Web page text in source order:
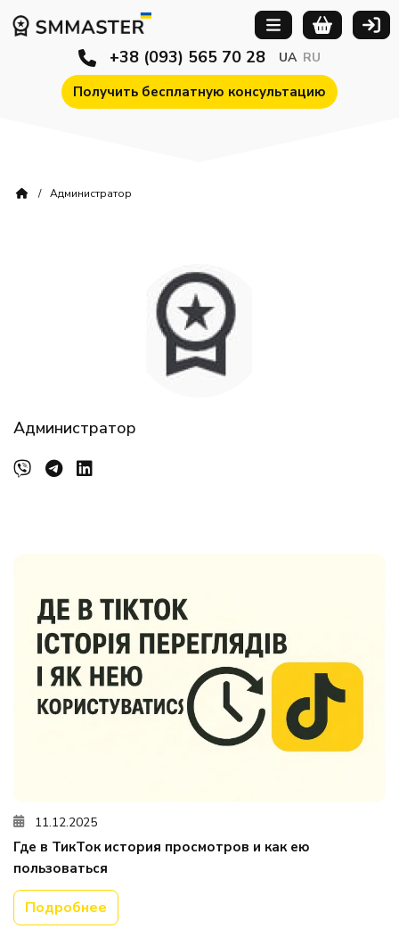
Получить бесплатную консультацию
+38 (093) 565 70 28 UA RU
Администратор
Администратор
11.12.2025
Где в ТикТок история просмотров и как ею
пользоваться
Подробнее